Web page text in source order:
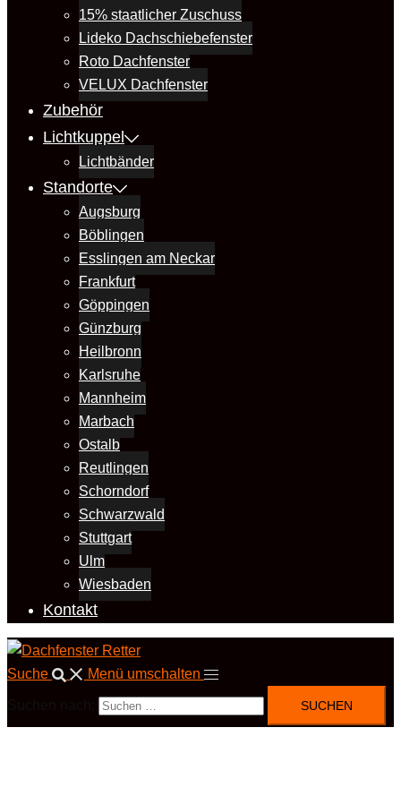
15% staatlicher Zuschuss
Lideko Dachschiebefenster
Roto Dachfenster
VELUX Dachfenster
Zubehör
Lichtkuppel
Lichtbänder
Standorte
Augsburg
Böblingen
Esslingen am Neckar
Frankfurt
Göppingen
Günzburg
Heilbronn
Karlsruhe
Mannheim
Marbach
Ostalb
Reutlingen
Schorndorf
Schwarzwald
Stuttgart
Ulm
Wiesbaden
Kontakt
Suche Menü umschalten